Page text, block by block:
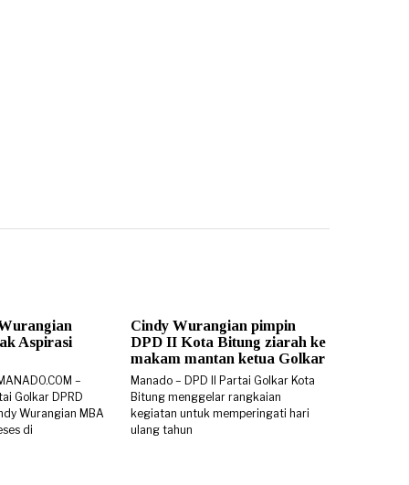
Aspirasi
–
Golkar DPRD
Wurangian MBA
di
Cindy Wurangian pimpin
DPD II Kota Bitung ziarah ke
makam mantan ketua Golkar
Manado – DPD II Partai Golkar Kota
Bitung menggelar rangkaian
kegiatan untuk memperingati hari
ulang tahun